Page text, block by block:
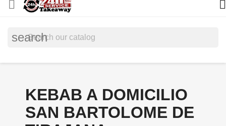
 
search
KEBAB A DOMICILIO
SAN BARTOLOME DE